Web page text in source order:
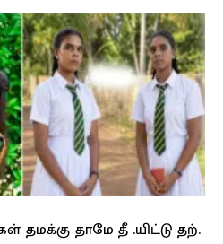
தமக்கு தாமே தீ .யிட்டு தற்.